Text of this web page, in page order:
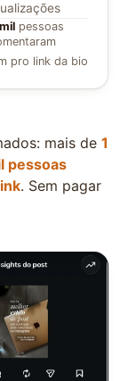
pessoas
pro link da bio
mais de 1
pessoas
. Sem pagar